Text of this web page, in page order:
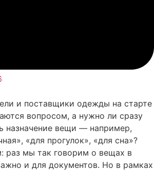
и поставщики одежды на старте
вопросом, а нужно ли сразу
назначение вещи — например,
«для прогулок», «для сна»?
раз мы так говорим о вещах в
и для документов. Но в рамках